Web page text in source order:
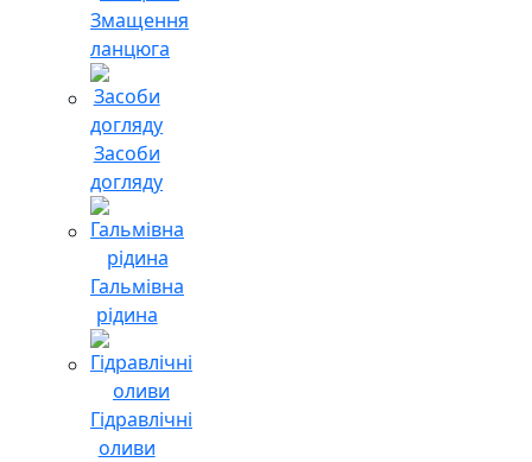
Змащення
ланцюга
Засоби
догляду
Гальмівна
рідина
Гідравлічні
оливи